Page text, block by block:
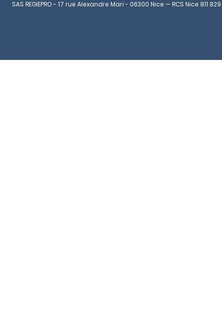
SAS REGIEPRO - 17 rue Alexandre Mari - 06300 Nice — RCS Nice 811